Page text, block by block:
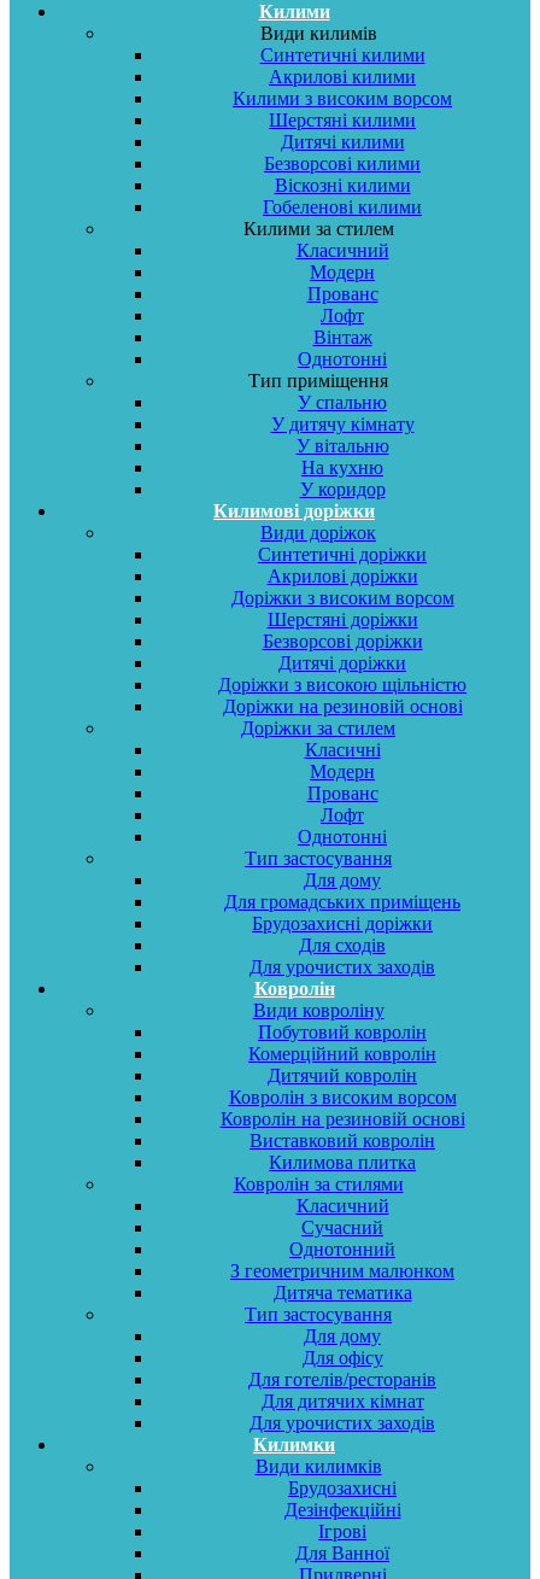
Килими
Види килимів
Синтетичні килими
Акрилові килими
Килими з високим ворсом
Шерстяні килими
Дитячі килими
Безворсові килими
Віскозні килими
Гобеленові килими
Килими за стилем
Класичний
Модерн
Прованс
Лофт
Вінтаж
Однотонні
Тип приміщення
У спальню
У дитячу кімнату
У вітальню
На кухню
У коридор
Килимові доріжки
Види доріжок
Синтетичні доріжки
Акрилові доріжки
Доріжки з високим ворсом
Шерстяні доріжки
Безворсові доріжки
Дитячі доріжки
Доріжки з високою щільністю
Доріжки на резиновій основі
Доріжки за стилем
Класичні
Модерн
Прованс
Лофт
Однотонні
Тип застосування
Для дому
Для громадських приміщень
Брудозахисні доріжки
Для сходів
Для урочистих заходів
Ковролін
Види ковроліну
Побутовий ковролін
Комерційний ковролін
Дитячий ковролін
Ковролін з високим ворсом
Ковролін на резиновій основі
Виставковий ковролін
Килимова плитка
Ковролін за стилями
Класичний
Сучасний
Однотонний
З геометричним малюнком
Дитяча тематика
Тип застосування
Для дому
Для офісу
Для готелів/ресторанів
Для дитячих кімнат
Для урочистих заходів
Килимки
Види килимків
Брудозахисні
Дезінфекційні
Ігрові
Для Ванної
Придверні